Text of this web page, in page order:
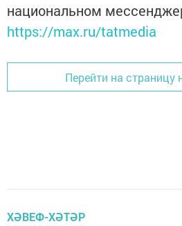
национальном
https://max.ru/tatmedia
Перейти на страницу
ХӘВЕФ-ХӘТӘР